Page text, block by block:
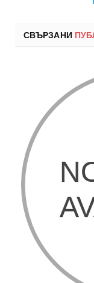
СВЪРЗАНИ